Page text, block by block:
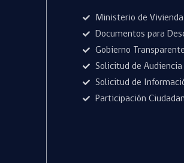
Ministerio de
Documentos para
Gobierno Transparente
Solicitud de Audiencia
Solicitud de
Participación